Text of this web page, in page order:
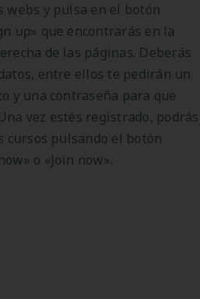
webs y pulsa en el botón
up» que encontrarás en la
de las páginas. Deberás
entre ellos te pedirán un
y una contraseña para que
vez estés registrado, podrás
cursos pulsando el botón
o «Join now».